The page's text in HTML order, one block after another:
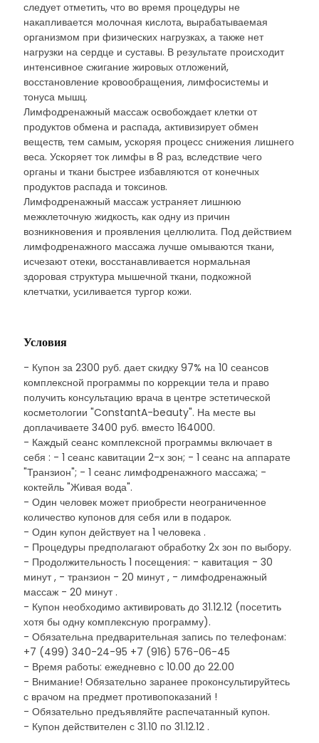
следует отметить, что во время процедуры не
накапливается молочная кислота, вырабатываемая
организмом при физических нагрузках, а также нет
нагрузки на сердце и суставы. В результате происходит
интенсивное сжигание жировых отложений,
восстановление кровообращения, лимфосистемы и
тонуса мышц.
Лимфодренажный массаж освобождает клетки от
продуктов обмена и распада, активизирует обмен
веществ, тем самым, ускоряя процесс снижения лишнего
веса. Ускоряет ток лимфы в 8 раз, вследствие чего
органы и ткани быстрее избавляются от конечных
продуктов распада и токсинов.
Лимфодренажный массаж устраняет лишнюю
межклеточную жидкость, как одну из причин
возникновения и проявления целлюлита. Под действием
лимфодренажного массажа лучше омываются ткани,
исчезают отеки, восстанавливается нормальная
здоровая структура мышечной ткани, подкожной
клетчатки, усиливается тургор кожи.
Условия
- Купон за 2300 руб. дает скидку 97% на 10 сеансов
комплексной программы по коррекции тела и право
получить консультацию врача в центре эстетической
косметологии "ConstantA-beauty". На месте вы
доплачиваете 3400 руб. вместо 164000.
- Каждый сеанс комплексной программы включает в
себя : - 1 сеанс кавитации 2-х зон; - 1 сеанс на аппарате
"Транзион"; - 1 сеанс лимфодренажного массажа; -
коктейль "Живая вода".
- Один человек может приобрести неограниченное
количество купонов для себя или в подарок.
- Один купон действует на 1 человека .
- Процедуры предполагают обработку 2х зон по выбору.
- Продолжительность 1 посещения: - кавитация - 30
минут , - транзион - 20 минут , - лимфодренажный
массаж - 20 минут .
- Купон необходимо активировать до 31.12.12 (посетить
хотя бы одну комплексную программу).
- Обязательна предварительная запись по телефонам:
+7 (499) 340-24-95 +7 (916) 576-06-45
- Время работы: ежедневно с 10.00 до 22.00
- Внимание! Обязательно заранее проконсультируйтесь
с врачом на предмет противопоказаний !
- Обязательно предъявляйте распечатанный купон.
- Купон действителен с 31.10 по 31.12.12 .